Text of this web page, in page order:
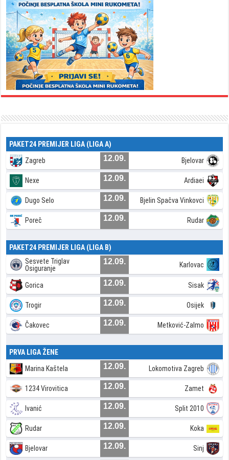
PAKET24 PREMIJER LIGA (LIGA A)
Zagreb 12.09. Bjelovar
Nexe 12.09. Ardiaei
Dugo Selo 12.09. Bjelin Spačva Vinkovci
Poreč 12.09. Rudar
PAKET24 PREMIJER LIGA (LIGA B)
Sesvete Triglav
Osiguranje
12.09. Karlovac
Gorica 12.09. Sisak
Trogir 12.09. Osijek
Čakovec 12.09. Metković-Zalmo
PRVA LIGA ŽENE
Marina Kaštela 12.09. Lokomotiva Zagreb
1234 Virovitica 12.09. Zamet
Ivanić 12.09. Split 2010
Rudar 12.09. Koka
Bjelovar 12.09. Sinj